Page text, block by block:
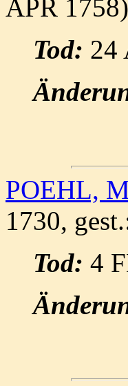
APR 1758)
Tod: 24
POEHL,
1730,
Tod: 4